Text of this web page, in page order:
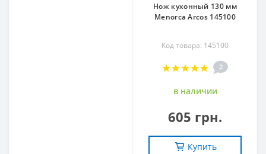
Нож кухонный 130 мм
Menorca Arcos 145100
Код товара: 145100
2
в наличии
605 грн.
Купить